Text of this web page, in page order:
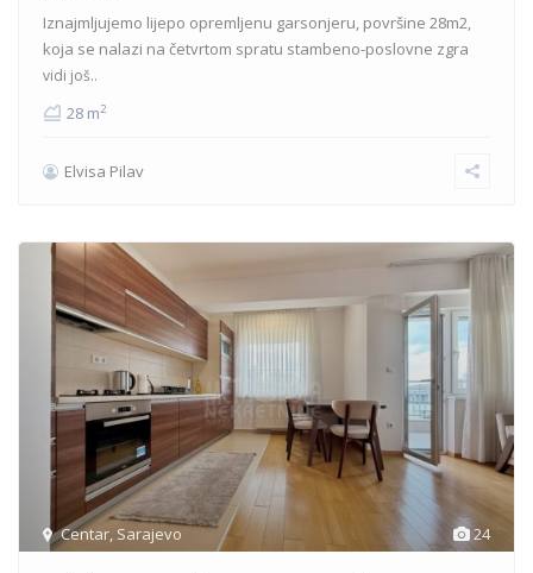
Iznajmljujemo lijepo opremljenu garsonjeru, površine 28m2,
koja se nalazi na četvrtom spratu stambeno-poslovne zgra
vidi još..
28 m2
Elvisa Pilav
24
Centar, Sarajevo